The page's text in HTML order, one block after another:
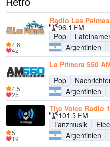
Radio Las
96.1 FM
Pop
Argentinien
4.6
42
La Primera 550
Pop
Argentinien
4.5
25
The Voice Radio
101.5 FM
Tanzmusik
Argentinien
5
19